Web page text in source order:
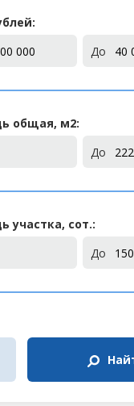
До
общая, м2:
До
участка, сот.:
До